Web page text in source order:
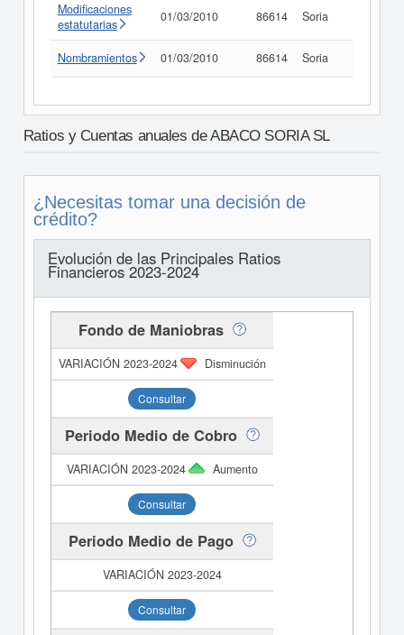
Modificaciones
estatutarias
01/03/2010 86614 Soria
Nombramientos 01/03/2010 86614 Soria
Ratios y Cuentas anuales de ABACO SORIA SL
¿Necesitas tomar una decisión de
crédito?
Evolución de las Principales Ratios
Financieros 2023-2024
Fondo de Maniobras
Disminución
Consultar
Periodo Medio de Cobro
Aumento
Consultar
Periodo Medio de Pago
Consultar